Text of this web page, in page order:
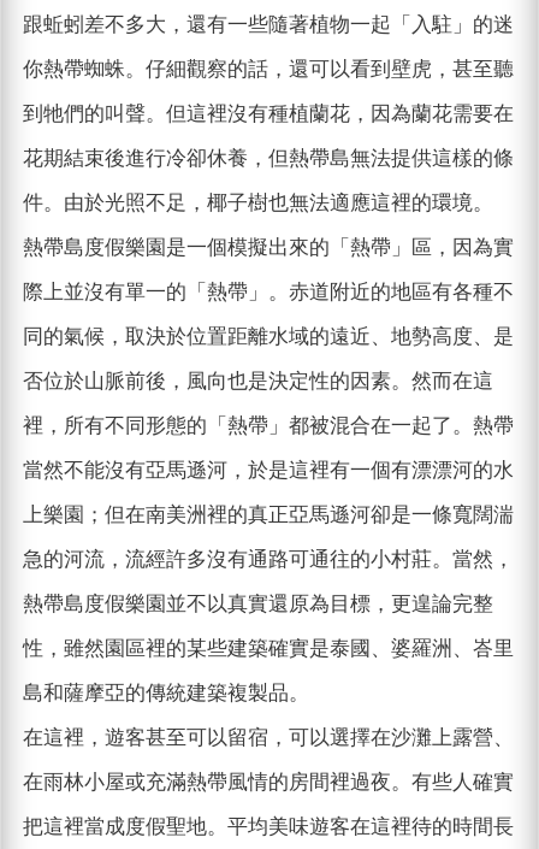
跟蚯蚓差不多大，還有一些隨著植物一起「入駐」的迷
你熱帶蜘蛛。仔細觀察的話，還可以看到壁虎，甚至聽
到牠們的叫聲。但這裡沒有種植蘭花，因為蘭花需要在
花期結束後進行冷卻休養，但熱帶島無法提供這樣的條
件。由於光照不足，椰子樹也無法適應這裡的環境。
熱帶島度假樂園是一個模擬出來的「熱帶」區，因為實
際上並沒有單一的「熱帶」。赤道附近的地區有各種不
同的氣候，取決於位置距離水域的遠近、地勢高度、是
否位於山脈前後，風向也是決定性的因素。然而在這
裡，所有不同形態的「熱帶」都被混合在一起了。熱帶
當然不能沒有亞馬遜河，於是這裡有一個有漂漂河的水
上樂園；但在南美洲裡的真正亞馬遜河卻是一條寬闊湍
急的河流，流經許多沒有通路可通往的小村莊。當然，
熱帶島度假樂園並不以真實還原為目標，更遑論完整
性，雖然園區裡的某些建築確實是泰國、婆羅洲、峇里
島和薩摩亞的傳統建築複製品。
在這裡，遊客甚至可以留宿，可以選擇在沙灘上露營、
在雨林小屋或充滿熱帶風情的房間裡過夜。有些人確實
把這裡當成度假聖地。平均美味遊客在這裡待的時間長